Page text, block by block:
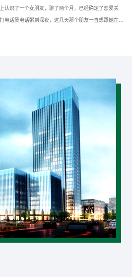
认识了一个女朋友，聊了两个月，已经确定了恋爱关
电话煲电话粥到深夜，这几天那个朋友一直想跟她在现